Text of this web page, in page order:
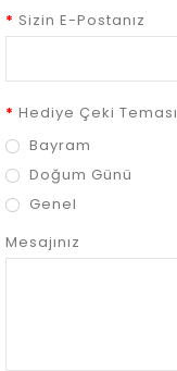
Sizin E-Postanız
Hediye Çeki Teması
Bayram
Doğum Günü
Genel
Mesajınız